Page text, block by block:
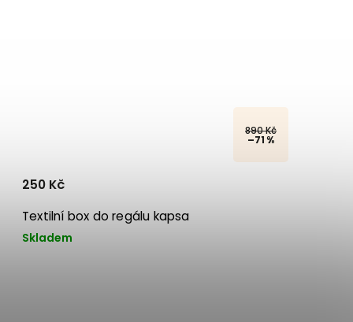
890 Kč
–71 %
Textilní box do regálu kapsa
Skladem
250 Kč